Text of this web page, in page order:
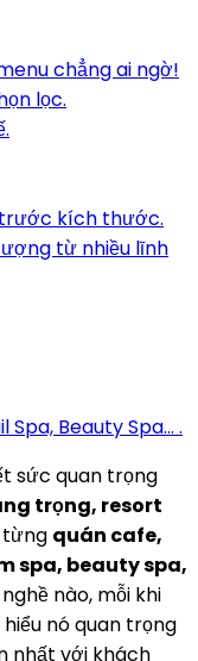
chẳng ai ngờ!
lọc.
kích thước.
từ nhiều lĩnh
Spa, Beauty Spa… .
sức quan trọng
trọng, resort
từng quán cafe,
spa, beauty spa,
nào, mỗi khi
nó quan trọng
nhất với khách